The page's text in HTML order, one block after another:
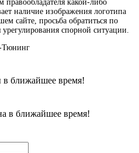
правообладателя какой-либо
наличие изображения логотипа
сайте, просьба обратиться по
урегулирования спорной ситуации.
Тюнинг
в ближайшее время!
в ближайшее время!